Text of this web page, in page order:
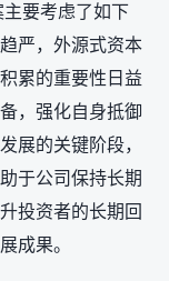
要考虑了如下
严，外源式资本
累的重要性日益
，强化自身抵御
展的关键阶段，
于公司保持长期
投资者的长期回
成果。